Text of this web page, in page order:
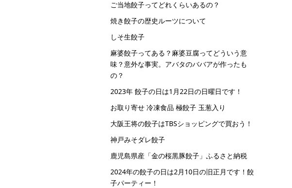
ご当地餃子ってどれくらいあるの？
焼き餃子の歴史ルーツについて
しそ生餃子
麻婆餃子ってある？麻婆豆腐ってどういう意
味？意外な事実。アバタのババアが作ったも
の？
2023年 餃子の日は1月22日の日曜日です！
お取り寄せ 冷凍食品 極餃子 玉葱入り
大阪王将の餃子はTBSショッピングで買おう！
神戸みそダレ餃子
鹿児島県産「金の桜黒豚餃子」ふるさと納税
2024年の餃子の日は2月10日の旧正月です！餃
子パーティー！